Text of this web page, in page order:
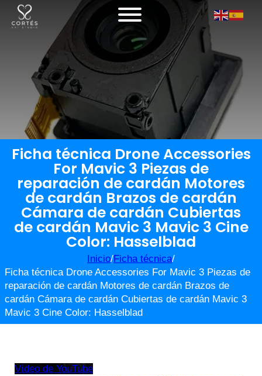
Ficha técnica Drone Accessories
For Mavic 3 Piezas de
reparación de cardán Motores
de cardán Brazos de cardán
Cámara de cardán Cubiertas
de cardán Mavic 3 Mavic 3 Cine
Color: Hasselblad
Inicio/Ficha técnica/
Ficha técnica Drone Accessories For Mavic 3 Piezas de
reparación de cardán Motores de cardán Brazos de
cardán Cámara de cardán Cubiertas de cardán Mavic 3
Mavic 3 Cine Color: Hasselblad
Vídeo de YouTube